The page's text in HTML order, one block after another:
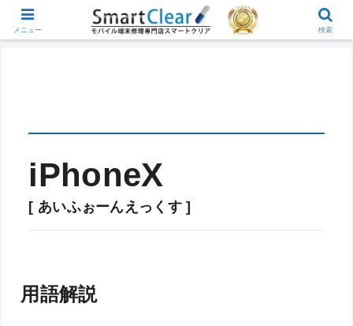
iPhoneX
[ あいふぉーんえっくす ]
用語解説
メニュー 検索